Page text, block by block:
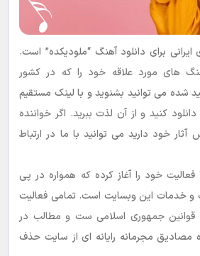
برای دانلود آهنگ “ملودیکده” است.
های مورد علاقه خود را که در کشور
شده می توانید بشنوید و با لینک مستقیم
کنید و از آن لذت ببرید. اگر خواننده
خود دارید می توانید با ما در ارتباط
ملودیکده در سال ۱۳۹۹ فعالیت خود را آغاز کرده که همواره در پی
و خدمات این وبسایت است. تمامی فعالیت
قوانین جمهوری اسلامی ست و مطالب در
مصادیق مجرمانه رایانه ای از سایت حذف